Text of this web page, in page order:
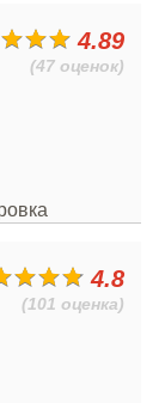
4.89
(47 оценок)
4.8
(101 оценка)